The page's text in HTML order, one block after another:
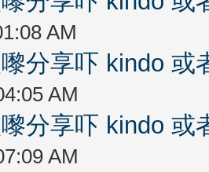
AM
分享吓 kindo 或
AM
分享吓 kindo 或
AM